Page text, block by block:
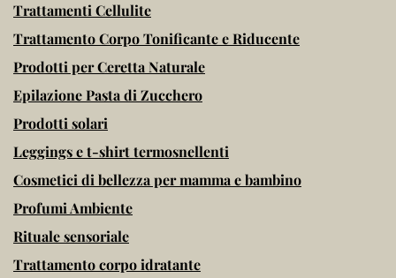
Trattamenti Cellulite
Trattamento Corpo Tonificante e Riducente
Prodotti per Ceretta Naturale
Epilazione Pasta di Zucchero
Prodotti solari
Leggings e t-shirt termosnellenti
Cosmetici di bellezza per mamma e bambino
Profumi Ambiente
Rituale sensoriale
Trattamento corpo idratante